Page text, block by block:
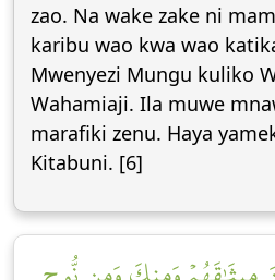
zao. Na wake zake ni
karibu wao kwa wao
Mwenyezi Mungu kuliko
Wahamiaji. Ila muwe
marafiki zenu. Haya
Kitabuni. [6]